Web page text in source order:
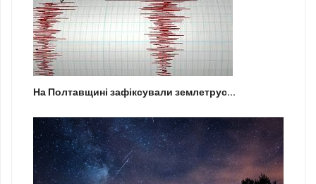
На Полтавщині зафіксували землетрус...